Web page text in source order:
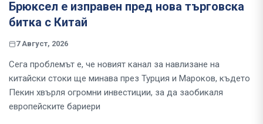
Брюксел е изправен пред нова търговска
битка с Китай
7 Август, 2026
Сега проблемът е, че новият канал за навлизане на
китайски стоки ще минава през Турция и Мароков, където
Пекин хвърля огромни инвестиции, за да заобикаля
европейските бариери